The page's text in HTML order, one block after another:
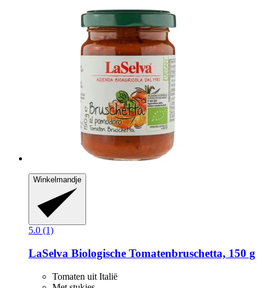
Winkelmandje
5.0 (1)
LaSelva Biologische Tomatenbruschetta, 150 g
Tomaten uit Italië